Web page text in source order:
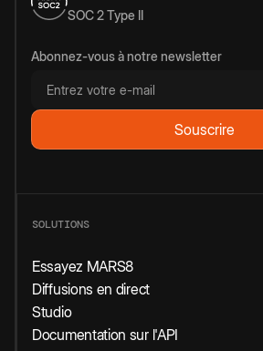
SOC 2 Type II
Abonnez-vous à notre newsletter
SOLUTIONS
Essayez MARS8
Diffusions en direct
Studio
Documentation sur l'API